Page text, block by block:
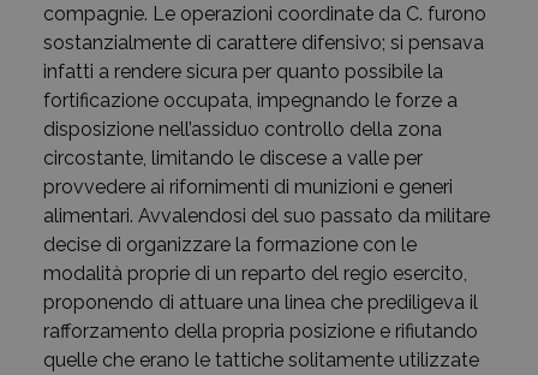
compagnie. Le operazioni coordinate da C. furono
sostanzialmente di carattere difensivo; si pensava
infatti a rendere sicura per quanto possibile la
fortificazione occupata, impegnando le forze a
disposizione nell’assiduo controllo della zona
circostante, limitando le discese a valle per
provvedere ai rifornimenti di munizioni e generi
alimentari. Avvalendosi del suo passato da militare
decise di organizzare la formazione con le
modalità proprie di un reparto del regio esercito,
proponendo di attuare una linea che prediligeva il
rafforzamento della propria posizione e rifiutando
quelle che erano le tattiche solitamente utilizzate